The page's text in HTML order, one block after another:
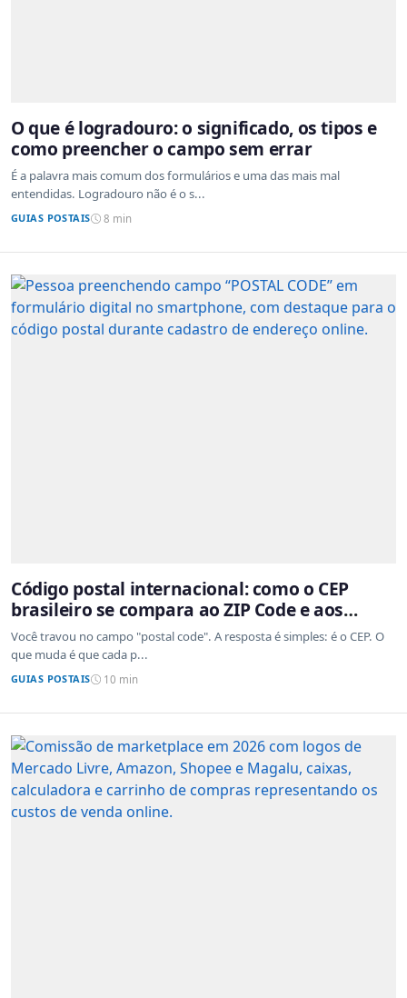
O que é logradouro: o significado, os tipos e
como preencher o campo sem errar
É a palavra mais comum dos formulários e uma das mais mal
entendidas. Logradouro não é o s...
GUIAS POSTAIS 8 min
Código postal internacional: como o CEP
brasileiro se compara ao ZIP Code e aos
sistemas de outros países
Você travou no campo "postal code". A resposta é simples: é o CEP. O
que muda é que cada p...
GUIAS POSTAIS 10 min